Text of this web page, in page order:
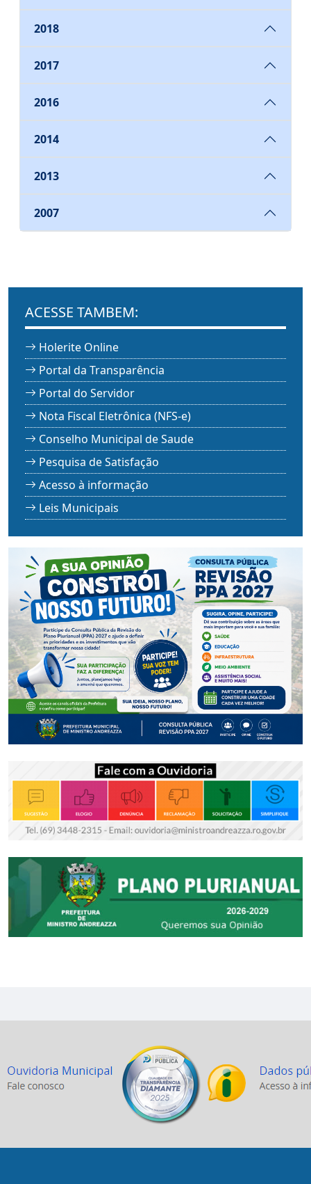
2018
2017
2016
2014
2013
2007
ACESSE TAMBEM:
Holerite Online
Portal da Transparência
Portal do Servidor
Nota Fiscal Eletrônica (NFS-e)
Conselho Municipal de Saude
Pesquisa de Satisfação
Acesso à informação
Leis Municipais